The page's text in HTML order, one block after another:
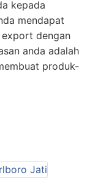
kepada
mendapat
dengan
anda adalah
produk-